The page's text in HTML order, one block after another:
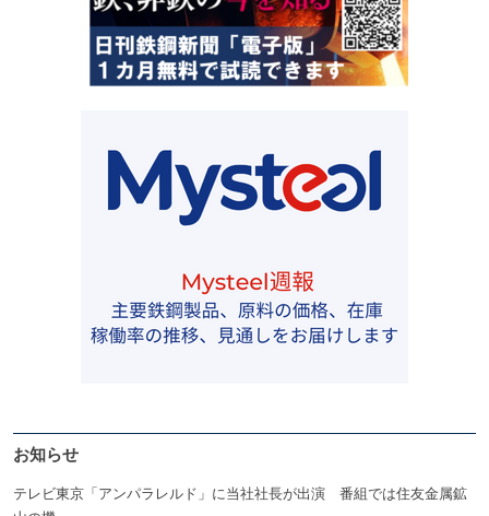
お知らせ
テレビ東京「アンパラレルド」に当社社長が出演 番組では住友金属鉱